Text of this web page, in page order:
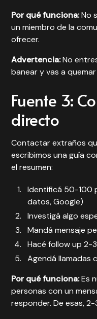
Por qué funciona:No
un miembro de la
ofrecer.
Advertencia:No
banear y vas a
Fuente 3:
directo
Contactar extraños
escribimos unaguía
el resumen:
Identificá 50-100
datos, Google)
Investigá algo
Mandá mensaje
Hacé follow up 2-
Agendá llamadas
Por qué funciona:Es
personas con un
responder. De esas,